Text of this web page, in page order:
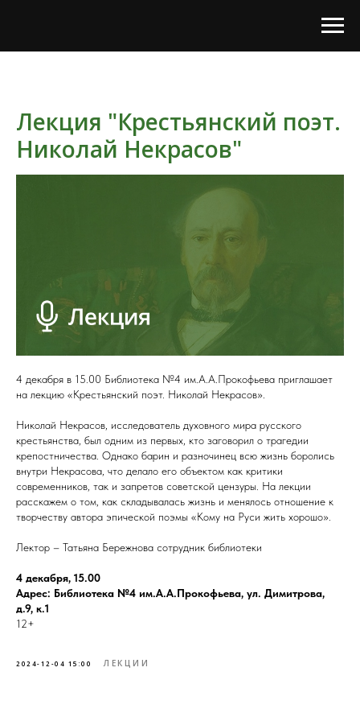
Лекция "Крестьянский поэт.
Николай Некрасов"
4 декабря в 15.00 Библиотека №4 им.А.А.Прокофьева приглашает
на лекцию «Крестьянский поэт. Николай Некрасов».
Николай Некрасов, исследователь духовного мира русского
крестьянства, был одним из первых, кто заговорил о трагедии
крепостничества. Однако барин и разночинец всю жизнь боролись
внутри Некрасова, что делало его объектом как критики
современников, так и запретов советской цензуры. На лекции
расскажем о том, как складывалась жизнь и менялось отношение к
творчеству автора эпической поэмы «Кому на Руси жить хорошо».
Лектор – Татьяна Бережнова сотрудник библиотеки
4 декабря, 15.00
Адрес: Библиотека №4 им.А.А.Прокофьева, ул. Димитрова,
д.9, к.1
12+
2024-12-04 15:00 ЛЕКЦИИ